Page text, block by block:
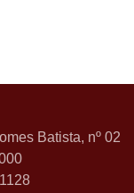
Batista, nº 02